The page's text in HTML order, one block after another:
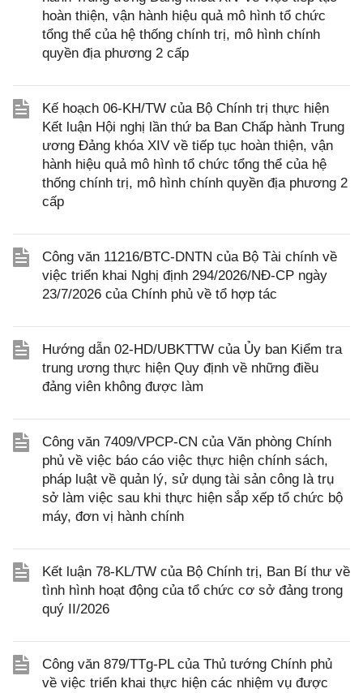
hoàn thiện, vận hành hiệu quả mô hình tổ chức
tổng thể của hệ thống chính trị, mô hình chính
quyền địa phương 2 cấp
Kế hoạch 06-KH/TW của Bộ Chính trị thực hiện
Kết luận Hội nghị lần thứ ba Ban Chấp hành Trung
ương Đảng khóa XIV về tiếp tục hoàn thiện, vận
hành hiệu quả mô hình tổ chức tổng thể của hệ
thống chính trị, mô hình chính quyền địa phương 2
cấp
Công văn 11216/BTC-DNTN của Bộ Tài chính về
việc triển khai Nghị định 294/2026/NĐ-CP ngày
23/7/2026 của Chính phủ về tổ hợp tác
Hướng dẫn 02-HD/UBKTTW của Ủy ban Kiểm tra
trung ương thực hiện Quy định về những điều
đảng viên không được làm
Công văn 7409/VPCP-CN của Văn phòng Chính
phủ về việc báo cáo việc thực hiện chính sách,
pháp luật về quản lý, sử dụng tài sản công là trụ
sở làm việc sau khi thực hiện sắp xếp tổ chức bộ
máy, đơn vị hành chính
Kết luận 78-KL/TW của Bộ Chính trị, Ban Bí thư về
tình hình hoạt động của tổ chức cơ sở đảng trong
quý II/2026
Công văn 879/TTg-PL của Thủ tướng Chính phủ
về việc triển khai thực hiện các nhiệm vụ được